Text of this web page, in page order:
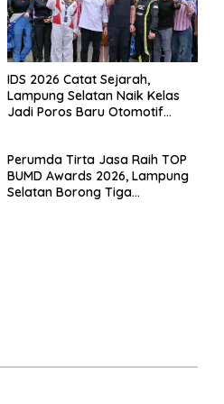
IDS 2026 Catat Sejarah,
Lampung Selatan Naik Kelas
Jadi Poros Baru Otomotif
Perumda Tirta Jasa Raih TOP
BUMD Awards 2026, Lampung
Selatan Borong Tiga